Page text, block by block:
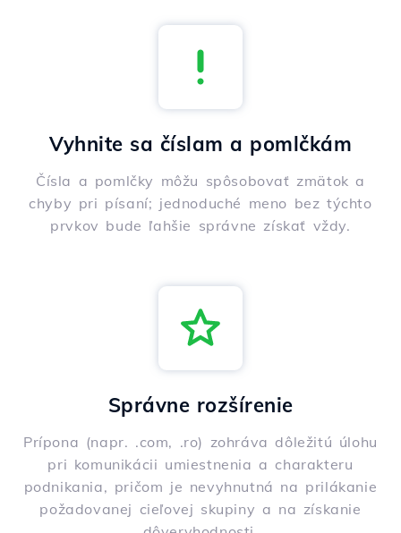
Vyhnite sa číslam a pomlčkám
Čísla a pomlčky môžu spôsobovať zmätok a
chyby pri písaní; jednoduché meno bez týchto
prvkov bude ľahšie správne získať vždy.
Správne rozšírenie
Prípona (napr. .com, .ro) zohráva dôležitú úlohu
pri komunikácii umiestnenia a charakteru
podnikania, pričom je nevyhnutná na prilákanie
požadovanej cieľovej skupiny a na získanie